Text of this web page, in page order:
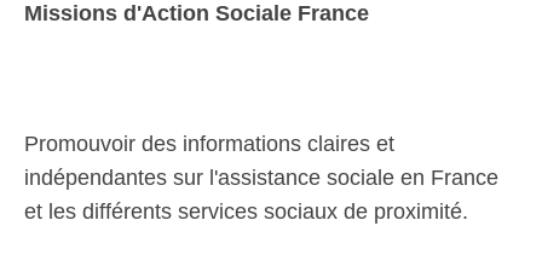
Missions d'Action Sociale France
Promouvoir des informations claires et
indépendantes sur l'assistance sociale en France
et les différents services sociaux de proximité.